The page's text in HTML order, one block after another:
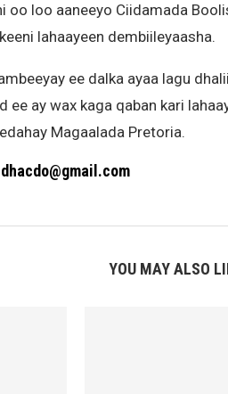
oo loo aaneeyo Ciidamada
lahaayeen dembiileyaasha.
ee dalka ayaa lagu
ee ay wax kaga qaban kari
Magaalada Pretoria.
YOU MAY ALSO